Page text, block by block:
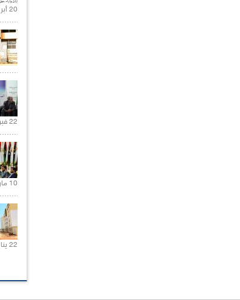
20 أبريل 2021 |
22 فبراير 2021 |
10 مارس 2021 |
22 يناير 2020 |